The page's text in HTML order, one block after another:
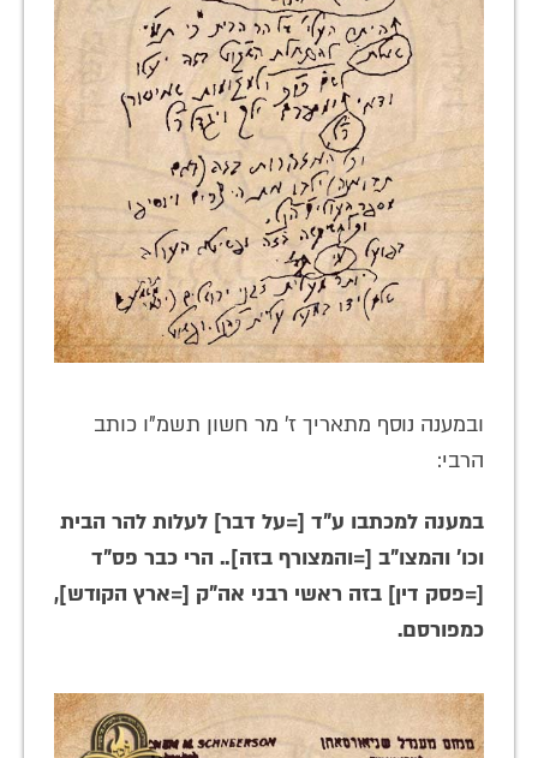
ובמענה נוסף מתאריך ז' מר חשון תשמ"ו כותב
הרבי:
במענה למכתבו ע"ד [=על דבר] לעלות להר הבית
וכו' והמצו"ב [=והמצורף בזה].. הרי כבר פס"ד
[=פסק דין] בזה ראשי רבני אה"ק [=ארץ הקודש],
כמפורסם.